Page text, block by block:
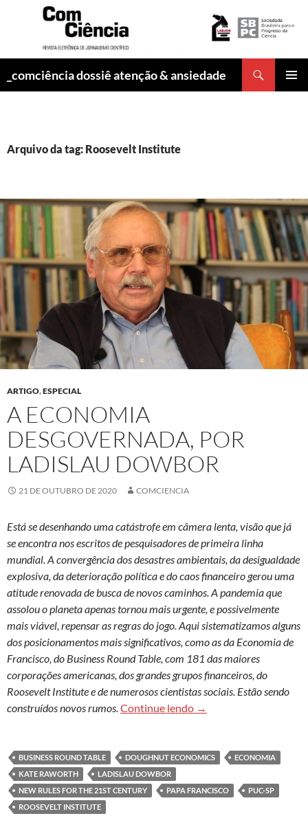
_comciência dossiê atenção & ansiedade
Arquivo da tag: Roosevelt Institute
ARTIGO,ESPECIAL
A ECONOMIA
DESGOVERNADA, POR
LADISLAU DOWBOR
21 DE OUTUBRO DE 2020 COMCIENCIA
Está se desenhando uma catástrofe em câmera lenta, visão que já
se encontra nos escritos de pesquisadores de primeira linha
mundial. A convergência dos desastres ambientais, da desigualdade
explosiva, da deterioração política e do caos financeiro gerou uma
atitude renovada de busca de novos caminhos. A pandemia que
assolou o planeta apenas tornou mais urgente, e possivelmente
mais viável, repensar as regras do jogo. Aqui sistematizamos alguns
dos posicionamentos mais significativos, como as da Economia de
Francisco, do Business Round Table, com 181 das maiores
corporações americanas, dos grandes grupos financeiros, do
Roosevelt Institute e de numerosos cientistas sociais. Estão sendo
construídos novos rumos.Continue lendo A economia
→
BUSINESS ROUND TABLE DOUGHNUT ECONOMICS
ECONOMIA
KATE RAWORTH
LADISLAU DOWBOR
NEW RULES FOR THE 21ST CENTURY
PAPA FRANCISCO
PUC-SP
ROOSEVELT INSTITUTE